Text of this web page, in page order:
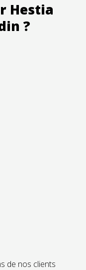
Hestia
?
de nos clients